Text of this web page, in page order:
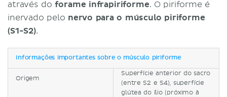
através doforame infrapiriforme. O piriforme é
inervado pelo nervo para o músculo piriforme
(S1-S2).
Informações importantes sobre o músculo piriforme
Origem
Superfície anterior do sacro
(entre S2 e S4), superfície
glútea do ílio (próximo à